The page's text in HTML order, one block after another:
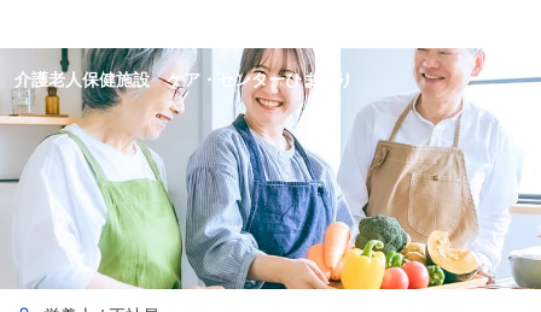
介護老人保健施設 ケア・センターひまわり